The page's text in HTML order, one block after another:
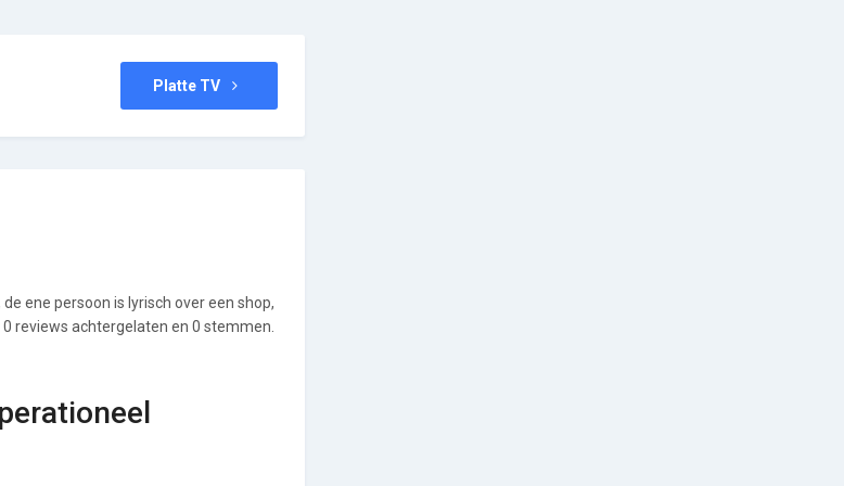
Platte TV
ene persoon is lyrisch over een shop,
reviews achtergelaten en 0 stemmen.